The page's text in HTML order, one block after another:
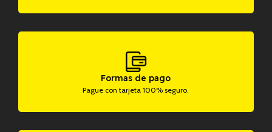
Formas de pago
Pague con tarjeta 100% seguro.